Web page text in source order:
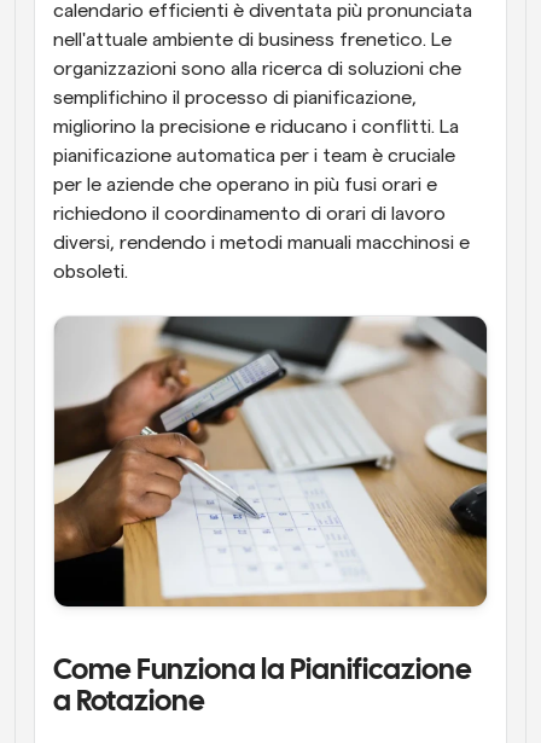
calendario efficienti è diventata più pronunciata
nell'attuale ambiente di business frenetico. Le
organizzazioni sono alla ricerca di soluzioni che
semplifichino il processo di pianificazione,
migliorino la precisione e riducano i conflitti. La
pianificazione automatica per i team è cruciale
per le aziende che operano in più fusi orari e
richiedono il coordinamento di orari di lavoro
diversi, rendendo i metodi manuali macchinosi e
obsoleti.
Come Funziona la Pianificazione
a Rotazione